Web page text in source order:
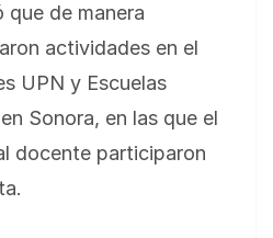
que de manera
actividades en el
UPN y Escuelas
Sonora, en las que el
docente participaron